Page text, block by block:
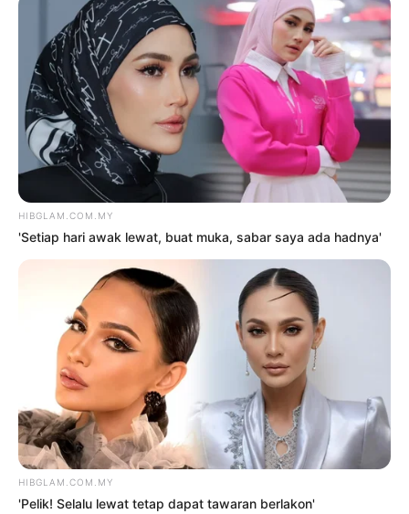
Hiburan Trending
SAMA LINCAH, ANGGREK
KINI MIMI FLY ‘JUNIOR’
HIBGLAM 30 Mei 2026
Hiburan
‘RATU TIADA PENGALAMAN,
TAHAP INI’
olehNUR AL- FAIRUZA SYARFA SAIDI
NOR SAIDI
25 Mei 2026
Hiburan
GILIRAN RATU, LINDA
JASMINE TINGGALKAN
PENTAS TTMM2
olehNUR AL- FAIRUZA SYARFA SAIDI